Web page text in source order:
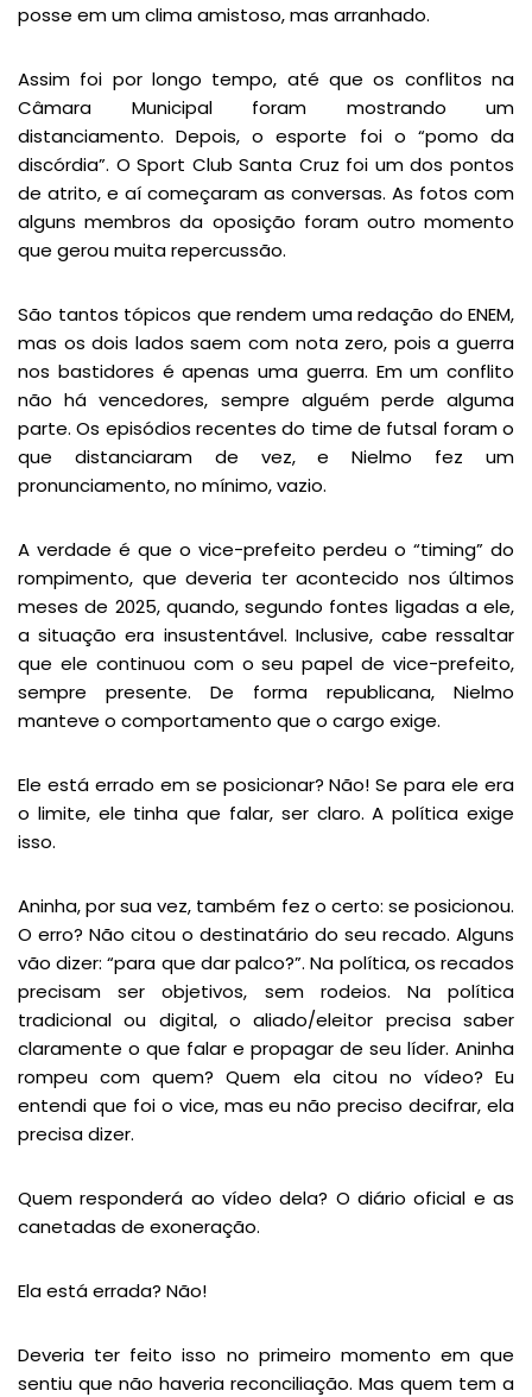
posse em um clima amistoso, mas arranhado.
Assim foi por longo tempo, até que os conflitos na
Câmara Municipal foram mostrando um
distanciamento. Depois, o esporte foi o “pomo da
discórdia”. O Sport Club Santa Cruz foi um dos pontos
de atrito, e aí começaram as conversas. As fotos com
alguns membros da oposição foram outro momento
que gerou muita repercussão.
São tantos tópicos que rendem uma redação do ENEM,
mas os dois lados saem com nota zero, pois a guerra
nos bastidores é apenas uma guerra. Em um conflito
não há vencedores, sempre alguém perde alguma
parte. Os episódios recentes do time de futsal foram o
que distanciaram de vez, e Nielmo fez um
pronunciamento, no mínimo, vazio.
A verdade é que o vice-prefeito perdeu o “timing” do
rompimento, que deveria ter acontecido nos últimos
meses de 2025, quando, segundo fontes ligadas a ele,
a situação era insustentável. Inclusive, cabe ressaltar
que ele continuou com o seu papel de vice-prefeito,
sempre presente. De forma republicana, Nielmo
manteve o comportamento que o cargo exige.
Ele está errado em se posicionar? Não! Se para ele era
o limite, ele tinha que falar, ser claro. A política exige
isso.
Aninha, por sua vez, também fez o certo: se posicionou.
O erro? Não citou o destinatário do seu recado. Alguns
vão dizer: “para que dar palco?”. Na política, os recados
precisam ser objetivos, sem rodeios. Na política
tradicional ou digital, o aliado/eleitor precisa saber
claramente o que falar e propagar de seu líder. Aninha
rompeu com quem? Quem ela citou no vídeo? Eu
entendi que foi o vice, mas eu não preciso decifrar, ela
precisa dizer.
Quem responderá ao vídeo dela? O diário oficial e as
canetadas de exoneração.
Ela está errada? Não!
Deveria ter feito isso no primeiro momento em que
sentiu que não haveria reconciliação. Mas quem tem a